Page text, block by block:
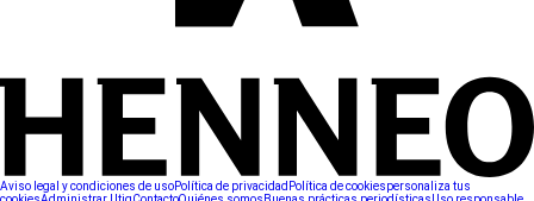
Aviso legal y condiciones de usoPolítica de privacidad Política de cookiespersonaliza tus